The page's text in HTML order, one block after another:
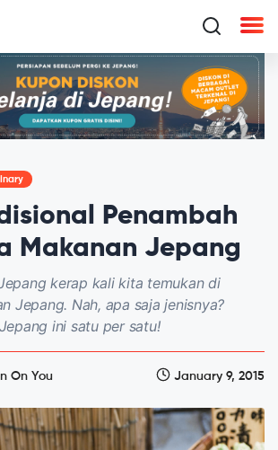
Penambah
Makanan Jepang
kerap kali kita temukan di
Jepang. Nah, apa saja jenisnya?
ini satu per satu!
On You January 9, 2015